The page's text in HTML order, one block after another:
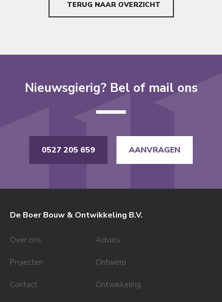
TERUG NAAR OVERZICHT
Nieuwsgierig? Bel of mail ons
0527 205 659 AANVRAGEN
De Boer Bouw & Ontwikkeling B.V.
Over ons Advies
Projecten Ontwerp
Contact Ontwikkeling